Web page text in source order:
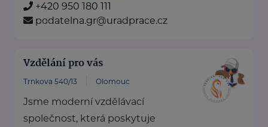
+420 950 180 111
podatelna.gr@uradprace.cz
Vzdělání pro vás
Trnkova 540/13 Olomouc
Jsme moderní vzdělávací
společnost, která poskytuje